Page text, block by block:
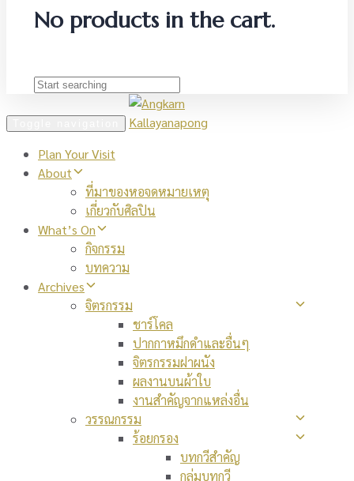
No products in the cart.
Plan Your Visit
About
ที่มาของหอจดหมายเหตุ
เกี่ยวกับศิลปิน
What’s On
กิจกรรม
บทความ
Archives
จิตรกรรม
ชาร์โคล
ปากกาหมึกดำและอื่นๆ
จิตรกรรมฝาผนัง
ผลงานบนผ้าใบ
งานสำคัญจากแหล่งอื่น
วรรณกรรม
ร้อยกรอง
บทกวีสำคัญ
กลุ่มบทกวี